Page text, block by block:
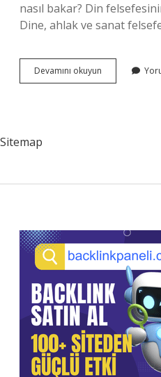
nasıl bakar? Din
Dine, ahlak ve sanat
Devamını okuyun Felsefenin
Dinden
Sitemap
Sidebar